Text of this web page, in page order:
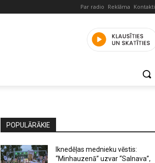
Par radio Reklāma Kontakti
POPULĀRĀKIE
Iknedēļas mednieku vēstis:
“Minhauzenā” uzvar “Salnava”,